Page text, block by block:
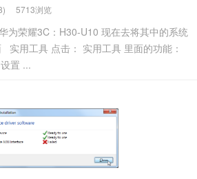
5713浏览
为荣耀3C：H30-U10 现在去将其中的系统
用工具 点击： 实用工具 里面的功能：
置 ...